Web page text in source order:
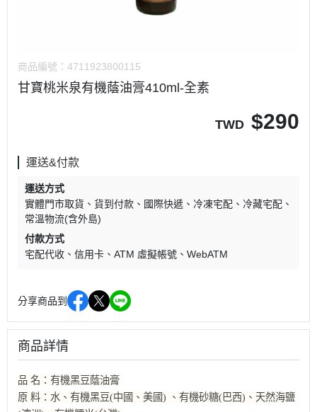
商品編號： 4711923800115
甘寶桃米泉有機蔭油膏410ml-全素
TWD $290
運送&付款
運送方式
實體門市取貨
貨到付款 國際快遞 冷凍宅配
冷藏宅配
常溫物流(含外島)
付款方式
宅配代收
信用卡 ATM 虛擬帳號 WebATM
分享商品到
商品詳情
品 名：有機黑豆蔭油膏
原 料：水、有機黑豆(中國、美國) 、有機砂糖(巴西)、天然海鹽